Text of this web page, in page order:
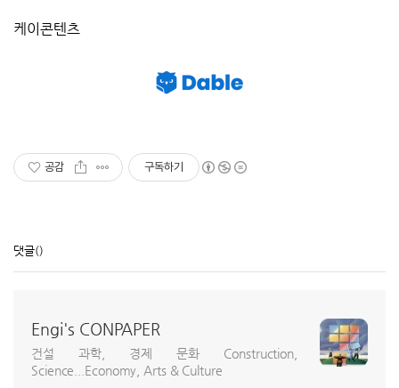
케이콘텐츠
공감 구독하기
댓글()
Engi's CONPAPER
건설 과학, 경제 문화 Construction,
Science...Economy, Arts & Culture